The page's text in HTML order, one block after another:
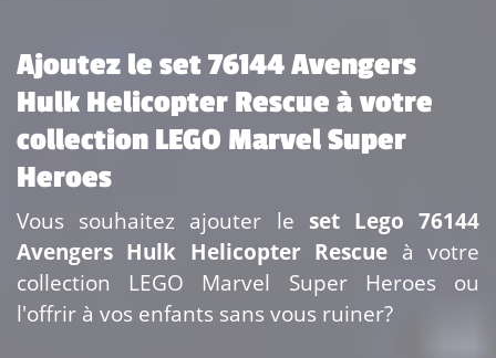
Ajoutez le set 76144 Avengers
Hulk Helicopter Rescue à votre
collection LEGO Marvel Super
Heroes
Vous souhaitez ajouter le set Lego 76144
Avengers Hulk Helicopter Rescue à votre
collection LEGO Marvel Super Heroes ou
l'offrir à vos enfants sans vous ruiner?